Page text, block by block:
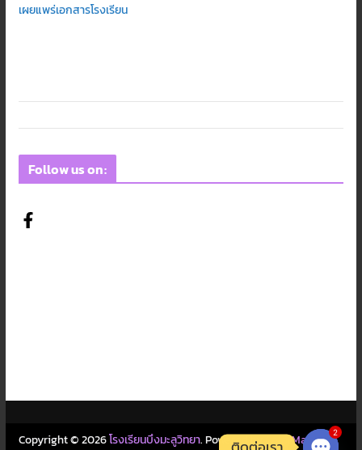
เผยแพร่เอกสารโรงเรียน
Follow us on:
Copyright © 2026โรงเรียนบึงมะลูวิทยา. Powered byColorMagand2